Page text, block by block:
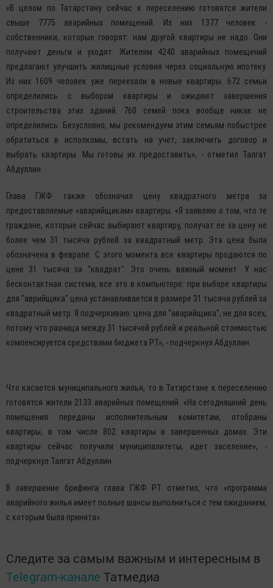
«В целом по Татарстану сейчас к переселению готовятся жители
свыше 7775 аварийных помещений. Из них 1377 человек -
собственники, которые говорят: нам другой квартиры не надо. Они
получают деньги и уходят. Жителям 4240 аварийных помещений
предлагают улучшить жилищные условия через социальную ипотеку.
Из них 1609 человек уже переехали в новые квартиры. 672 семьи
определились с выбором квартиры и ожидают завершения
строительства этих зданий. 760 семей пока вообще никак не
определились. Безусловно, мы рекомендуем этим семьям побыстрее
обратиться в исполкомы, встать на учет, заключить договор и
выбрать квартиры. Мы готовы их предоставить», - отметил Талгат
Абдуллин.
Глава ГЖФ также обозначил цену квадратного метра за
предоставляемые «аварийщикам» квартиры. «Я заявляю о том, что те
граждане, которые сейчас выбирают квартиру, получат ее за цену не
более чем 31 тысяча рублей за квадратный метр. Эта цена была
обозначена в феврале. С этого момента все квартиры продаются по
цене 31 тысяча за "квадрат". Это очень важный момент. У нас
бесконтактная система, все это в компьютере: при выборе квартиры
для "аврийщика" цена устанавливается в размере 31 тысяча рублей за
квадратный метр. Я подчеркиваю: цена для "аварийщика", не для всех,
потому что разница между 31 тысячей рублей и реальной стоимостью
компенсируется средствами бюджета РТ», - подчеркнул Абдуллин.
Что касается муниципального жилья, то в Татарстане к переселению
готовятся жители 2133 аварийных помещений. «На сегодняшний день
помещения переданы исполнительным комитетам, отобраны
квартиры, в том числе 802 квартиры в завершенных домах. Эти
квартиры сейчас получили муниципалитеты, идет заселение», -
подчеркнул Талгат Абдуллин.
В завершение брифинга глава ГЖФ РТ отметил, что «программа
аварийного жилья имеет полные шансы выполниться с тем ожиданием,
с которым была принята».
Следите за самым важным и интересным в
Telegram-канале Татмедиа